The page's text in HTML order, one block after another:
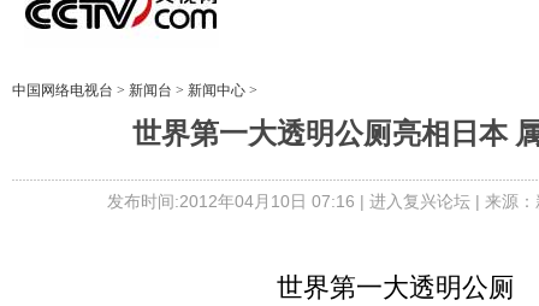
中国网络电视台 > 新闻台 > 新闻中心 >
世界第一大透明公厕亮相日本
发布时间:2012年04月10日 07:16 | 进入复兴论坛| 来源
世界第一大透明公厕